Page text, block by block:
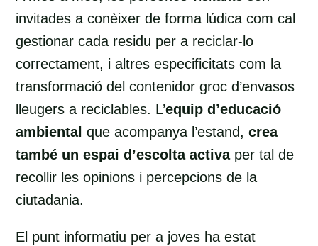
invitades a conèixer de forma lúdica com cal
gestionar cada residu per a reciclar-lo
correctament, i altres especificitats com la
transformació del contenidor groc d’envasos
lleugers a reciclables. L’equip d’educació
ambiental que acompanya l’estand,crea
també un espai d’escolta activaper tal de
recollir les opinions i percepcions de la
ciutadania.
El punt informatiu per a joves ha estat